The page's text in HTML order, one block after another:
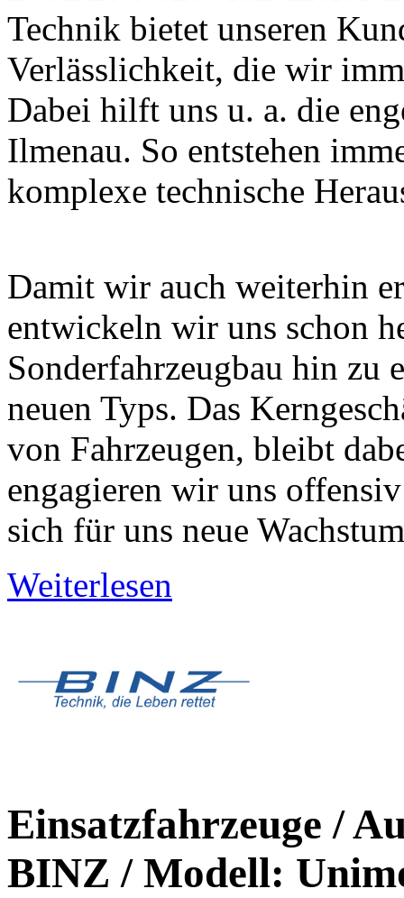
Technik bietet unseren
Verlässlichkeit, die wir
Dabei hilft uns u. a. die
Ilmenau. So entstehen
komplexe technische
Damit wir auch weiterhin
entwickeln wir uns schon
Sonderfahrzeugbau hin zu
neuen Typs. Das
von Fahrzeugen, bleibt
engagieren wir uns
sich für uns neue
Weiterlesen
Einsatzfahrzeuge /
BINZ / Modell: